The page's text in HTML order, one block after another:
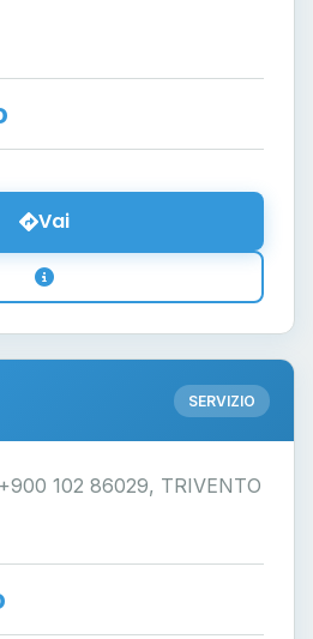
Vai
SERVIZIO
102 86029, TRIVENTO